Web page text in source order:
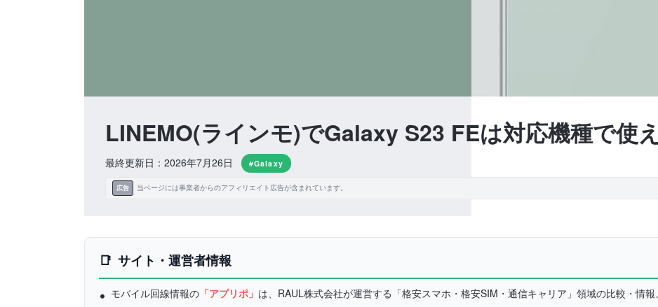
LINEMO(ラインモ)でGalaxy S23 FEは対応機種で使え
最終更新日：2026年7月26日 #Galaxy
広告 当ページには事業者からのアフィリエイト広告が含まれています。
サイト・運営者情報
モバイル回線情報の 「アプリポ」 は、RAUL株式会社が運営する「格安スマホ・格安SIM・通信キャリア」領域の比較・情報